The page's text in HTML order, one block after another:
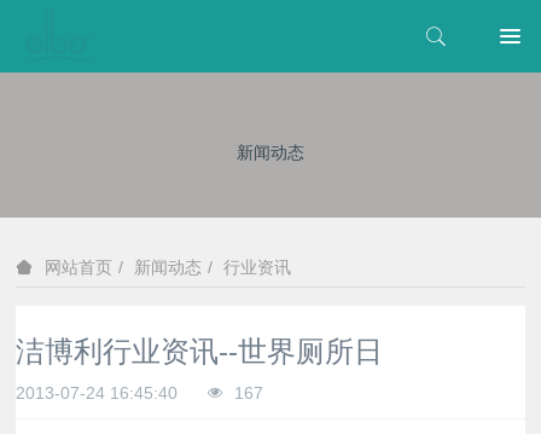
新闻动态
网站首页 新闻动态 行业资讯
洁博利行业资讯--世界厕所日
2013-07-24 16:45:40 167